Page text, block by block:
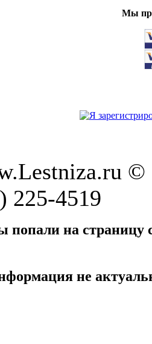
Мы
©
225-4519
попали на страницу
не